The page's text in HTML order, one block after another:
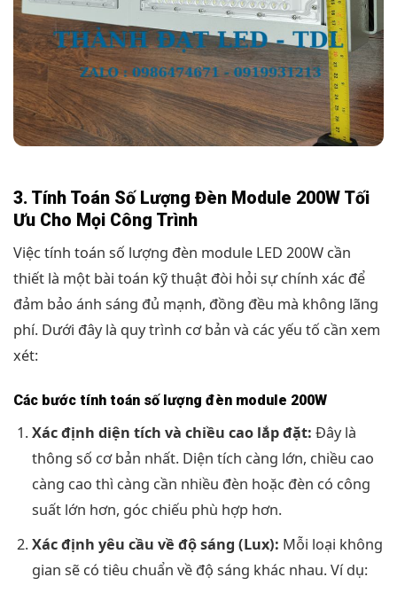
3. Tính Toán Số Lượng Đèn Module 200W Tối
Ưu Cho Mọi Công Trình
Việc tính toán số lượng đèn module LED 200W cần
thiết là một bài toán kỹ thuật đòi hỏi sự chính xác để
đảm bảo ánh sáng đủ mạnh, đồng đều mà không lãng
phí. Dưới đây là quy trình cơ bản và các yếu tố cần xem
xét:
Các bước tính toán số lượng đèn module 200W
Xác định diện tích và chiều cao lắp đặt: Đây là
thông số cơ bản nhất. Diện tích càng lớn, chiều cao
càng cao thì càng cần nhiều đèn hoặc đèn có công
suất lớn hơn, góc chiếu phù hợp hơn.
Xác định yêu cầu về độ sáng (Lux): Mỗi loại không
gian sẽ có tiêu chuẩn về độ sáng khác nhau. Ví dụ: